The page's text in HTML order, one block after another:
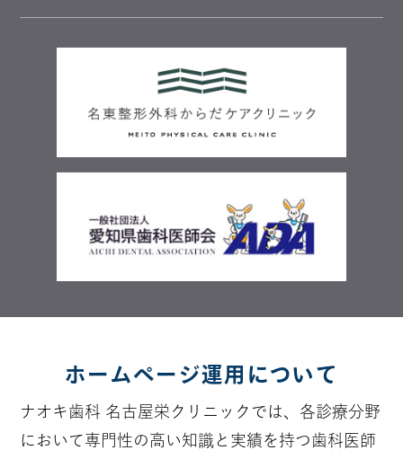
ホームページ運用について
ナオキ歯科 名古屋栄クリニックでは、各診療分野
において専門性の高い知識と実績を持つ歯科医師